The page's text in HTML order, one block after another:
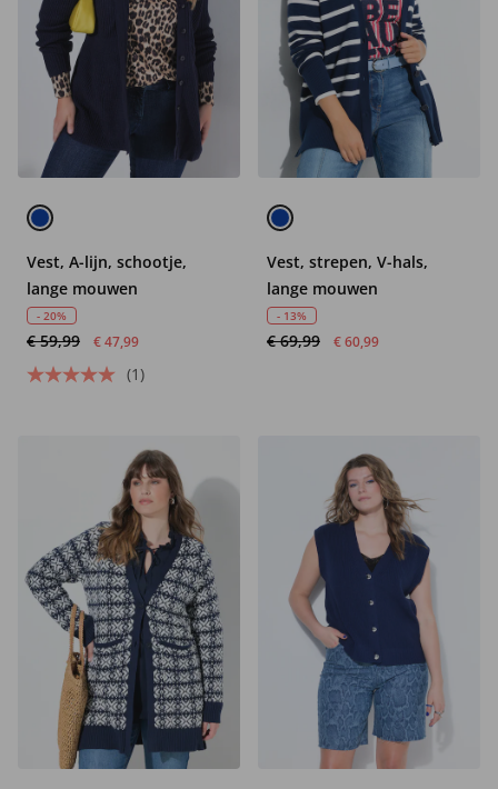
Vest, A-lijn, schootje,
lange mouwen
- 20%
€ 59,99 € 47,99
(1)
Vest, strepen, V-hals,
lange mouwen
- 13%
€ 69,99 € 60,99